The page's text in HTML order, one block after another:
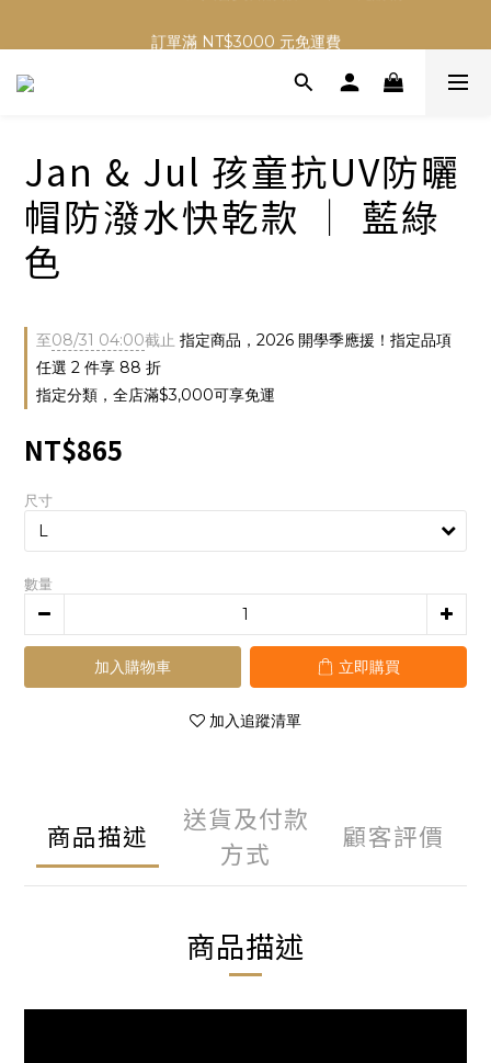
✨ Welcome ✨ 加入會員首購 贈 NT$50 元購物金
Jan & Jul 孩童抗UV防曬
帽防潑水快乾款 │ 藍綠
色
至08/31 04:00截止 指定商品，2026 開學季應援！指定品項
任選 2 件享 88 折
指定分類，全店滿$3,000可享免運
NT$865
尺寸
數量
加入購物車 立即購買
加入追蹤清單
商品描述
送貨及付款
方式
顧客評價
商品描述